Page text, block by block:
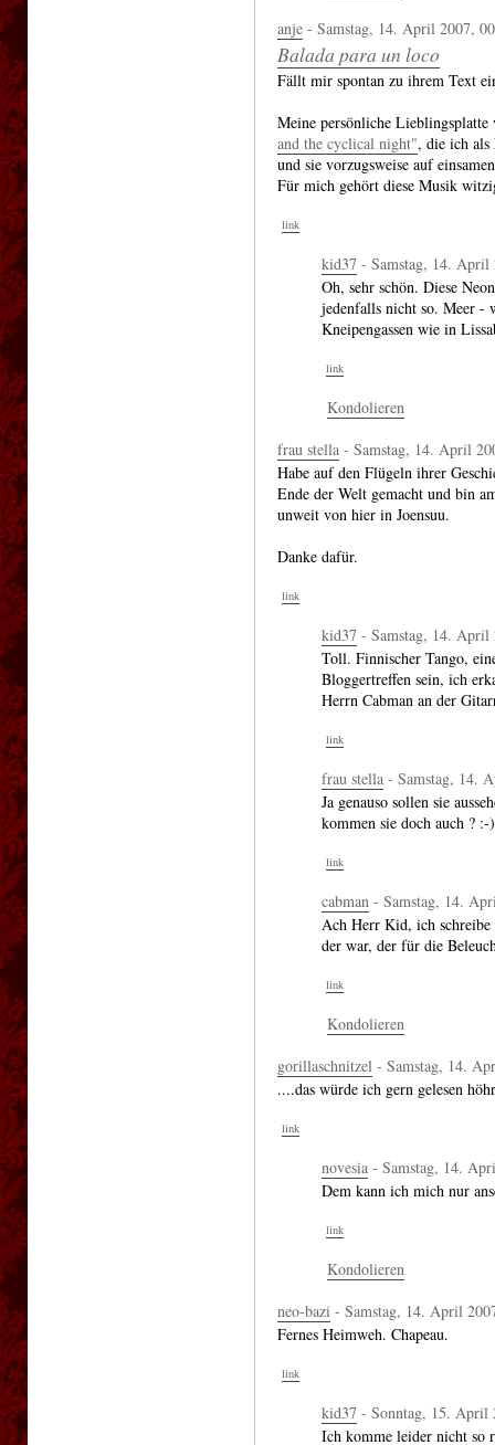
anje - Samstag, 14. April 2007,
Balada para un loco
Fällt mir spontan zu ihrem Text
Meine persönliche
and the cyclical night", die ich als
und sie vorzugsweise auf
Für mich gehört diese Musik
link
kid37 - Samstag, 14. April
Oh, sehr schön. Diese
jedenfalls nicht so. Meer -
Kneipengassen wie in
link
Kondolieren
frau stella - Samstag, 14. April
Habe auf den Flügeln ihrer
Ende der Welt gemacht und bin
unweit von hier in Joensuu.
Danke dafür.
link
kid37 - Samstag, 14. April
Toll. Finnischer Tango,
Bloggertreffen sein, ich
Herrn Cabman an der
link
frau stella - Samstag, 14.
Ja genauso sollen sie
kommen sie doch auch ? :-)
link
cabman - Samstag, 14.
Ach Herr Kid, ich schreibe
der war, der für die
link
Kondolieren
gorillaschnitzel - Samstag, 14.
....das würde ich gern gelesen
link
novesia - Samstag, 14.
Dem kann ich mich nur
link
Kondolieren
neo-bazi - Samstag, 14. April
Fernes Heimweh. Chapeau.
link
kid37 - Sonntag, 15. April
Ich komme leider nicht so